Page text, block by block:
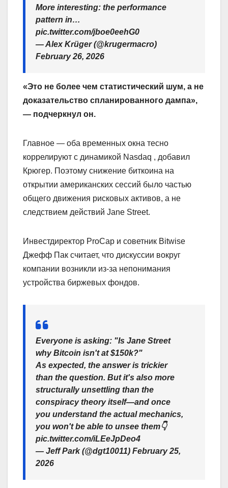
More interesting: the performance
pattern in…
pic.twitter.com/jboe0eehG0
— Alex Krüger (@krugermacro)
February 26, 2026
«Это не более чем статистический шум, а не
доказательство спланированного дампа»,
— подчеркнул он.
Главное — оба временных окна тесно
коррелируют с динамикой Nasdaq , добавил
Крюгер. Поэтому снижение биткоина на
открытии американских сессий было частью
общего движения рисковых активов, а не
следствием действий Jane Street.
Инвестдиректор ProCap и советник Bitwise
Джефф Пак считает, что дискуссии вокруг
компании возникли из-за непонимания
устройства биржевых фондов.
Everyone is asking: "Is Jane Street
why Bitcoin isn't at $150k?"
As expected, the answer is trickier
than the question. But it's also more
structurally unsettling than the
conspiracy theory itself—and once
you understand the actual mechanics,
you won't be able to unsee them👇
pic.twitter.com/iLEeJpDeo4
— Jeff Park (@dgt10011) February 25,
2026